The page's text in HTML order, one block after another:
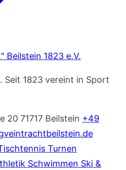
Beilstein 1823 e.V.
Seit 1823 vereint in Sport
20 71717 Beilstein +49
Turnen
Schwimmen Ski &